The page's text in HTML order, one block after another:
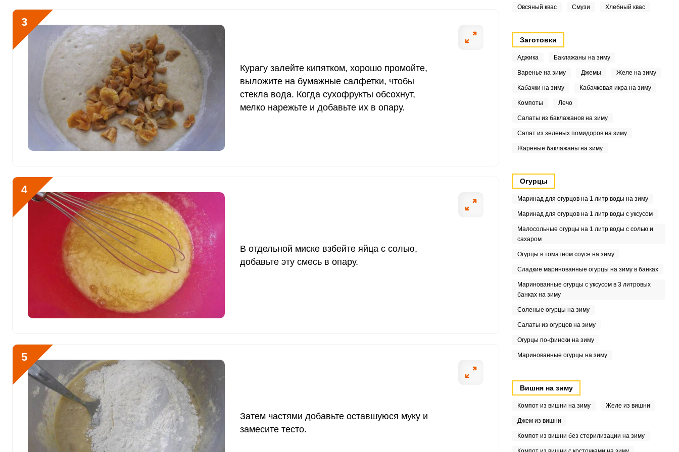
Алюминий
Железо
22.9 мкг
Кобальт 17.5 мкг 10.2
0 70 мкг 0
Марганец 8.5 мкг
1569.3 мкг
Рубидий
Селен 101.1 мкг
296.4 мкг
22 мкг 50 мкг 2.6
11 мг
370 мкг
Ванадий 900 мкг
3
Курагу залейте кипятком, хорошо промойте,
выложите на бумажные салфетки, чтобы
стекла вода. Когда сухофрукты обсохнут,
мелко нарежьте и добавьте их в опару.
4
В отдельной миске взбейте яйца с солью,
добавьте эту смесь в опару.
5
Затем частями добавьте оставшуюся муку и
замесите тесто.
Овсяный квас Смузи Хлебный квас
Заготовки
Аджика Баклажаны на зиму
Варенье на зиму Джемы Желе на зиму
Кабачки на зиму Кабачковая икра на зиму
Компоты Лечо
Салаты из баклажанов на зиму
Салат из зеленых помидоров на зиму
Жареные баклажаны на зиму
Огурцы
Маринад для огурцов на 1 литр воды на зиму
Маринад для огурцов на 1 литр воды с уксусом
Малосольные огурцы на 1 литр воды с солью и
сахаром
Огурцы в томатном соусе на зиму
Сладкие маринованные огурцы на зиму в банках
Маринованные огурцы с уксусом в 3 литровых
банках на зиму
Соленые огурцы на зиму
Салаты из огурцов на зиму
Огурцы по-фински на зиму
Маринованные огурцы на зиму
Вишня на зиму
Компот из вишни на зиму Желе из вишни
Джем из вишни
Компот из вишни без стерилизации на зиму